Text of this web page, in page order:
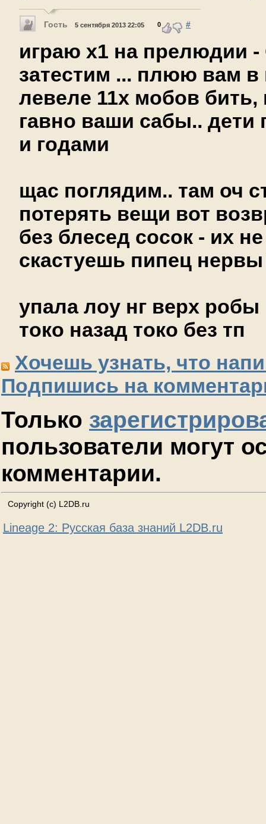
Гость 5 сентября 2013 22:05 0 #
играю x1 на прелюдии -
затестим ... плюю вам
левеле 11х мобов
гавно ваши сабы.. дети
и годами
щас поглядим.. там оч
потерять вещи вот
без блесед сосок - их
скастуешь пипец нервы
упала лоу нг верх робы
токо назад токо без тп
Хочешь узнать, что
Подпишись на
Только
пользователи могут
комментарии.
Copyright (c) L2DB.ru
Lineage 2: Русская база знаний L2DB.ru